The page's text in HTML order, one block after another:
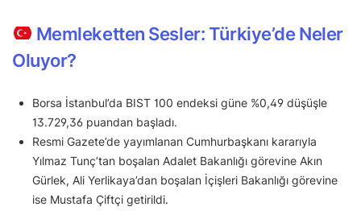
Memleketten Sesler: Türkiye’de Neler
Oluyor?
Borsa İstanbul’da BIST 100 endeksi güne %0,49 düşüşle
13.729,36 puandan başladı.
Resmi Gazete’de yayımlanan Cumhurbaşkanı kararıyla
Yılmaz Tunç’tan boşalan Adalet Bakanlığı görevine Akın
Gürlek, Ali Yerlikaya’dan boşalan İçişleri Bakanlığı görevine
ise Mustafa Çiftçi getirildi.